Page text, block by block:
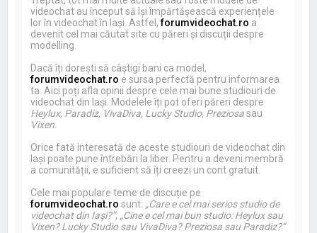
videochat au început să își împărtășească experiențele
lor în videochat în Iași. Astfel,forumvideochat.ro a
devenit cel mai căutat site cu păreri și discuții despre
modelling.
Dacă îți dorești să câștigi bani ca model,
forumvideochat.ro e sursa perfectă pentru informarea
ta. Aici poți afla opinii despre cele mai bune studiouri de
videochat din Iași. Modelele îți pot oferi păreri despre
Heylux, Paradiz, VivaDiva, Lucky Studio, Preziosasau
Vixen
Orice fată interesată de aceste studiouri de videochat din
Iași poate pune întrebări la liber. Pentru a deveni membră
a comunității, e suficient să îți creezi un cont gratuit.
Cele mai populare teme de discuție pe
forumvideochat.ro sunt: „Care e cel mai serios studio de
videochat din Iași?”, „Cine e cel mai bun studio: Heylux sau
Vixen? Lucky Studio sau VivaDiva? Preziosa sau Paradiz?”